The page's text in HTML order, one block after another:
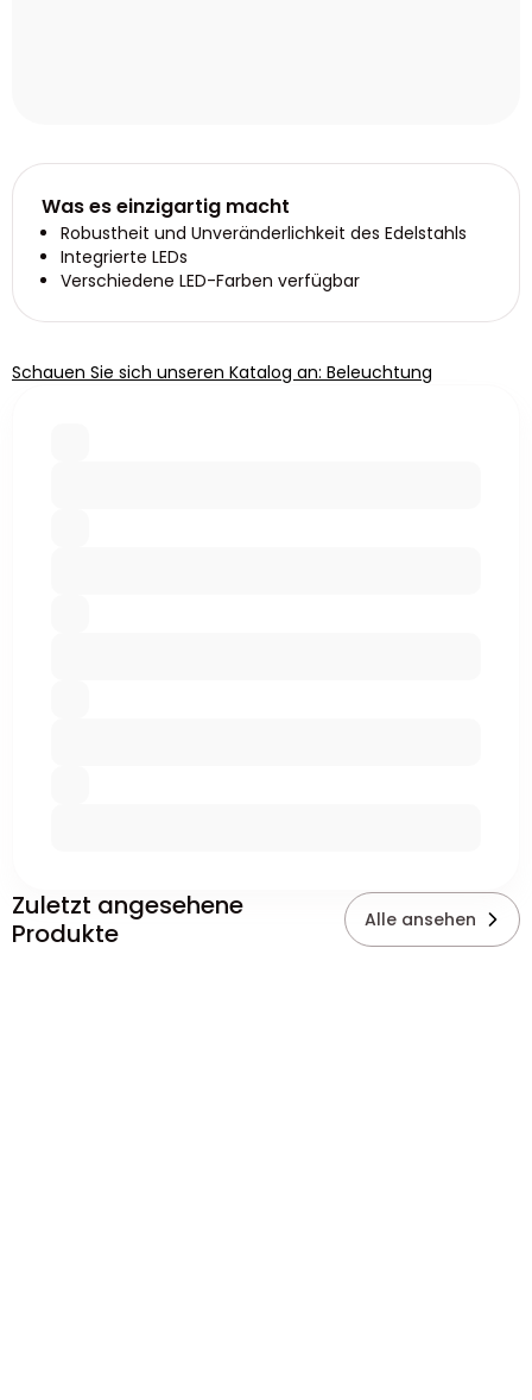
Was es einzigartig macht
Robustheit und Unveränderlichkeit des Edelstahls
Integrierte LEDs
Verschiedene LED-Farben verfügbar
Schauen Sie sich unseren Katalog an: Beleuchtung
Zuletzt angesehene
Produkte
Alle ansehen